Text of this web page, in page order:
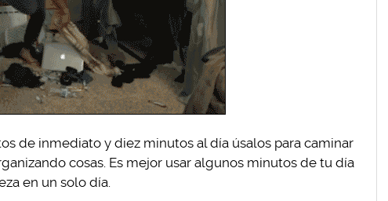
de inmediato y diez minutos al día úsalos para caminar
cosas. Es mejor usar algunos minutos de tu día
en un solo día.